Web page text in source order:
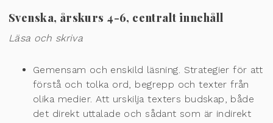
Svenska, årskurs 4-6, centralt innehåll
Läsa och skriva
Gemensam och enskild läsning. Strategier för att
förstå och tolka ord, begrepp ochtexter från
olika medier. Att urskilja texters budskap, både
det direkt uttalade och sådant som är indirekt